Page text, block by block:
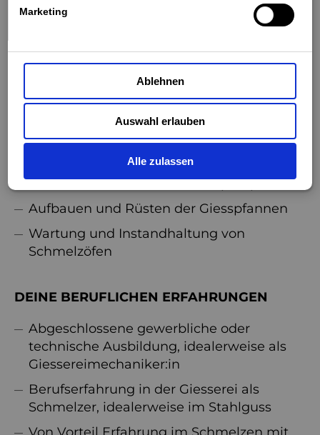
Schmelzen der verschiedenen
Stahllegierungen im Lichtbogen-und
Giessen von Hand mit der Stopfenpfanne
Aufbauen und Rüsten der Giesspfannen
Wartung und Instandhaltung von
Schmelzöfen
DEINE BERUFLICHEN ERFAHRUNGEN
Abgeschlossene gewerbliche oder
technische Ausbildung, idealerweise als
Giessereimechaniker:in
Berufserfahrung in der Giesserei als
Schmelzer, idealerweise im Stahlguss
Marketing
Ablehnen
Auswahl erlauben
Alle zulassen